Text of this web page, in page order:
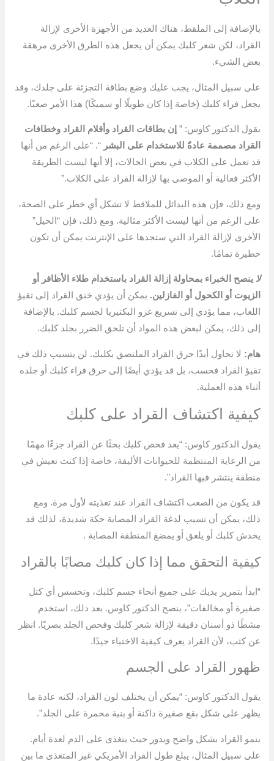
بالإضافة إلى الملقط، هناك العديد من الأجهزة الأخرى لإزالة
القراد، لكن شعر كلبك يمكن أن يجعل هذه الطرق الأخرى مرهقة
بعض الشيء.
على سبيل المثال، يجب عليك وضع بطاقة التجزئة على جلدك، وقد
يجعل فراء كلبك (خاصة إذا كان طويلًا أو سميكًا) هذا الأمر صعبًا.
يقول الدكتور كاوس: ”إن بطاقات القراد وأقلام القراد وخطافات
القراد مصممة عادةً للاستخدام على البشر “. “على الرغم من أنها
قد تعمل على الكلاب في بعض الحالات، إلا أنها ليست الطريقة
الأكثر فعالية أو الموصى بها لإزالة القراد على الكلاب.”
ومع ذلك، فإن هذه البدائل للملاقط لا تشكل أي خطر على الصحة،
على الرغم من أنها ليست الأكثر مثالية. ومع ذلك، فإن “الحيل”
الأخرى لإزالة القراد التي ستجدها على الإنترنت يمكن أن تكون
خطيرة تمامًا.
لا ينصح الخبراء بمحاولة إزالة القراد باستخدام طلاء الأظافر أو
الزيوت أو الكحول أو الفازلين. يمكن أن يؤدي خنق القراد إلى تقيؤ
اللعاب، مما يؤدي إلى تسريع غزو البكتيريا لجسم كلبك. بالإضافة
إلى ذلك، يمكن لبعض هذه المواد أن تلحق الضرر بجلد كلبك.
هام: لا تحاول أبدًا حرق القراد الملتصق بكلبك. لن يتسبب ذلك في
تقيؤ القراد فحسب، بل قد يؤدي أيضًا إلى حرق فراء كلبك أو جلده
أثناء هذه العملية.
كيفية اكتشاف القراد على كلبك
يقول الدكتور كاوس: “يعد فحص كلبك بحثًا عن القراد جزءًا مهمًا
من الرعاية المنتظمة للحيوانات الأليفة، خاصة إذا كنت تعيش في
منطقة ينتشر فيها القراد”.
قد يكون من الصعب اكتشاف القراد عند تغذيته لأول مرة. ومع
ذلك، يمكن أن تسبب لدغة القراد المصابة حكة شديدة، لذلك قد
يخدش كلبك أو يلعق أو يمضغ المنطقة المصابة .
كيفية التحقق مما إذا كان كلبك مصابًا بالقراد
“ابدأ بتمرير يديك على جميع أنحاء جسم كلبك، وتحسس أي كتل
صغيرة أو مخالفات”، ينصح الدكتور كاوس. بعد ذلك، استخدم
مشطًا ذو أسنان دقيقة لإزالة شعر كلبك وفحص الجلد بصريًا. انظر
عن كثب، لأن القراد يعرف كيفية الاختباء جيدًا.
ظهور القراد على الجسم
يقول الدكتور كاوس: “يمكن أن يختلف لون القراد، لكنه عادة ما
يظهر على شكل بقع صغيرة داكنة أو بنية محمرة على الجلد”.
ينمو القراد بشكل واضح ويدور حيث يتغذى على الدم لعدة أيام.
على سبيل المثال، يبلغ طول القراد الأمريكي غير المتغذى ما بين